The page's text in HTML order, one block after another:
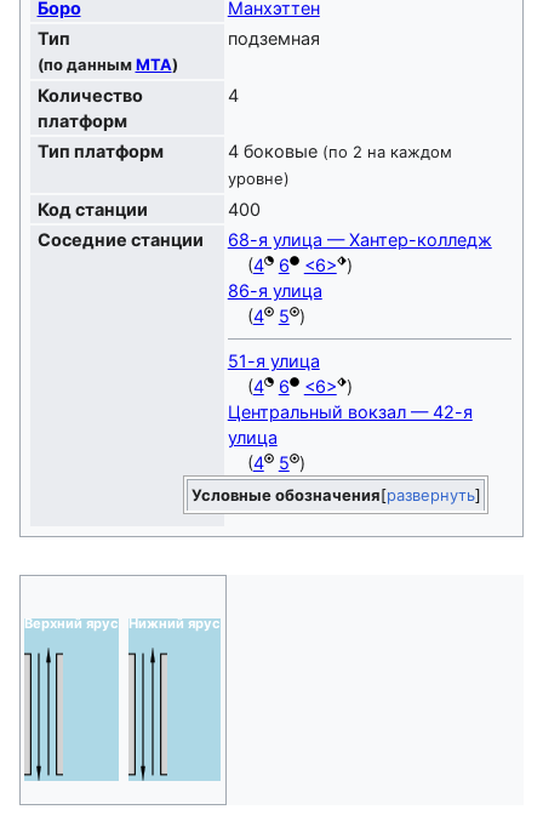
Боро
Манхэттен
Тип
(по даннымMTA)
подземная
Количество
платформ
4
Тип платформ 4 боковые (по 2 на каждом
уровне)
Код станции
400
Соседние станции
68-я улица — Хантер-колледж
(4 6 <6> )
86-я улица
(4 5 )
51-я улица
(4 6 <6> )
Центральный вокзал — 42-я
улица
(4 5 )
развернуть
Условные обозначения
Верхний ярус Нижний ярус